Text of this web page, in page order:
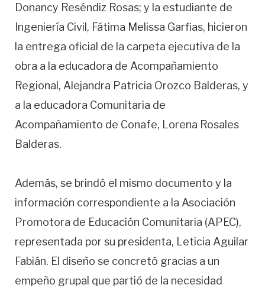
Donancy Reséndiz Rosas; y la estudiante de
Ingeniería Civil, Fátima Melissa Garfias, hicieron
la entrega oficial de la carpeta ejecutiva de la
obra a la educadora de Acompañamiento
Regional, Alejandra Patricia Orozco Balderas, y
a la educadora Comunitaria de
Acompañamiento de Conafe, Lorena Rosales
Balderas.
Además, se brindó el mismo documento y la
información correspondiente a la Asociación
Promotora de Educación Comunitaria (APEC),
representada por su presidenta, Leticia Aguilar
Fabián. El diseño se concretó gracias a un
empeño grupal que partió de la necesidad